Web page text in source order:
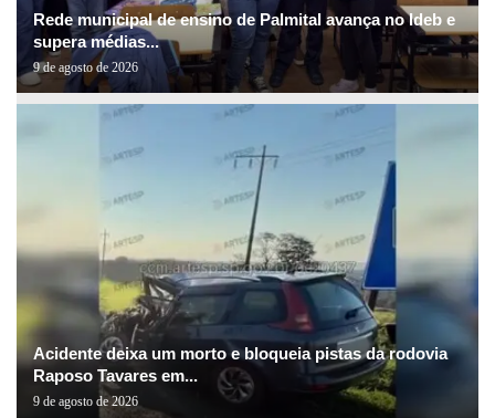
Rede municipal de ensino de Palmital avança no Ideb e
supera médias...
9 de agosto de 2026
Acidente deixa um morto e bloqueia pistas da rodovia
Raposo Tavares em...
9 de agosto de 2026